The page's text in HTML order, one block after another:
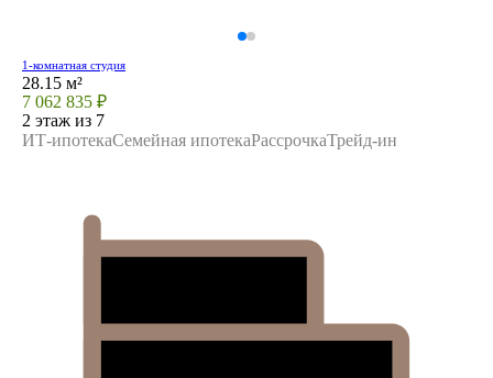
1-комнатная студия
28.15 м²
7 062 835 ₽
2 этаж из 7
ИТ-ипотекаСемейная ипотекаРассрочкаТрейд-ин